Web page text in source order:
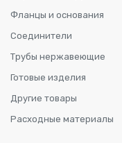
Фланцы и основания
Соединители
Трубы нержавеющие
Готовые изделия
Другие товары
Расходные материалы